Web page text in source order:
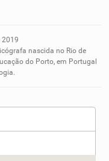
me ajudou
2019
nascida no Rio de
do Porto, em Portugal